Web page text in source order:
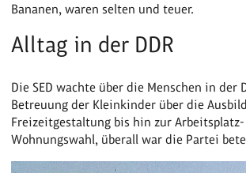
Bananen, waren selten und teuer.
Alltag in der DDR
Die SED wachte über die Menschen in der
Betreuung der Kleinkinder über die
Freizeitgestaltung bis hin zur
Wohnungswahl, überall war die Partei